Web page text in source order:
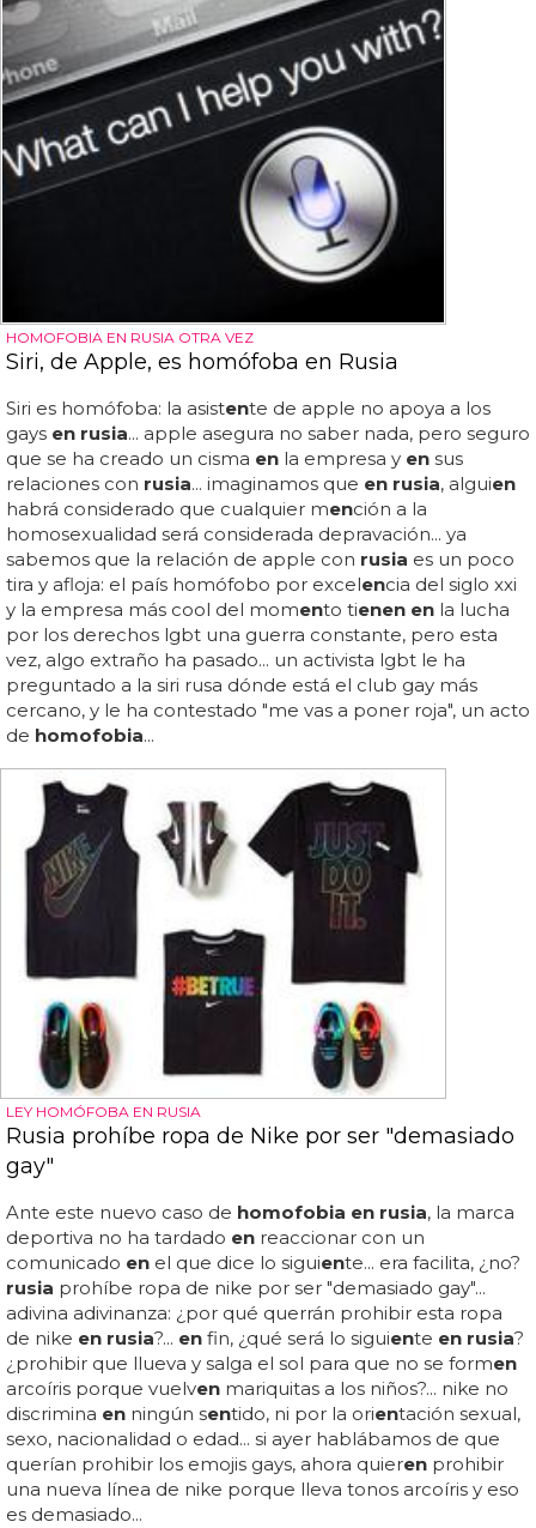
HOMOFOBIA EN RUSIA OTRA VEZ
Siri, de Apple, es homófoba en Rusia
Siri es homófoba: la asistente de apple no apoya a los
gays en rusia... apple asegura no saber nada, pero seguro
que se ha creado un cisma en la empresa y en sus
relaciones con rusia... imaginamos que en rusia, alguien
habrá considerado que cualquier mención a la
homosexualidad será considerada depravación... ya
sabemos que la relación de apple con rusia es un poco
tira y afloja: el país homófobo por excelencia del siglo xxi
y la empresa más cool del momento tienen en la lucha
por los derechos lgbt una guerra constante, pero esta
vez, algo extraño ha pasado... un activista lgbt le ha
preguntado a la siri rusa dónde está el club gay más
cercano, y le ha contestado "me vas a poner roja", un acto
de homofobia...
LEY HOMÓFOBA EN RUSIA
Rusia prohíbe ropa de Nike por ser "demasiado
gay"
Ante este nuevo caso de homofobia en rusia, la marca
deportiva no ha tardado en reaccionar con un
comunicado en el que dice lo siguiente... era facilita, ¿no?
rusia prohíbe ropa de nike por ser "demasiado gay"...
adivina adivinanza: ¿por qué querrán prohibir esta ropa
de nike en rusia?... en fin, ¿qué será lo siguiente en rusia?
¿prohibir que llueva y salga el sol para que no se formen
arcoíris porque vuelven mariquitas a los niños?... nike no
discrimina en ningún sentido, ni por la orientación sexual,
sexo, nacionalidad o edad... si ayer hablábamos de que
querían prohibir los emojis gays, ahora quieren prohibir
una nueva línea de nike porque lleva tonos arcoíris y eso
es demasiado...